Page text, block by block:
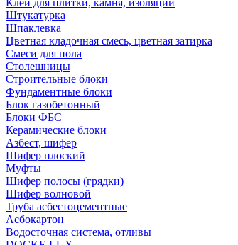
Клей для плитки, камня, изоляции
Штукатурка
Шпаклевка
Цветная кладочная смесь, цветная затирка
Смеси для пола
Столешницы
Строительные блоки
Фундаментные блоки
Блок газобетонный
Блоки ФБС
Керамические блоки
Азбест, шифер
Шифер плоский
Муфты
Шифер полосы (грядки)
Шифер волновой
Труба асбестоцементные
Асбокартон
Водосточная система, отливы